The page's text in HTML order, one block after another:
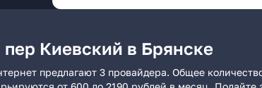
Киевский в Брянске
предлагают 3 провайдера. Общее